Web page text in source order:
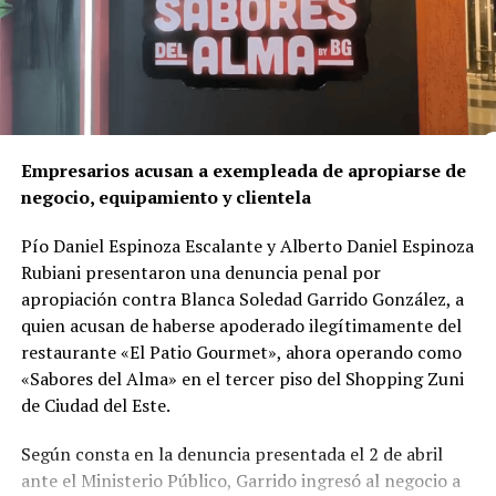
Un crimen ligado al corazón del negocio
A diferencia de lo que podría parecer un hecho aislado,
directamente vinculado al negocio mismo de la red
de franquicias.
Según el delegado
Luis Gustavo Timossi
del caso, Gomes habría reaccionado al temor de perder
el control de la red, sumado a divergencias por la
apertura de unaclínica odontológica competidora—
llamada Vitadent— que la propia víctima estaba
estructurando con una inversión cercana a R$ 800 mil.
Las pruebas
Durante cuatro años de trabajo investigativo, la Policía
Civil utilizó análisis de datos telemáticos, quiebres de
Empresarios acusan a exempleada de apropiarse de
negocio, equipamiento y clientela
Pío Daniel Espinoza Escalante y Alberto Daniel Espinoza
Rubiani presentaron una denuncia penal por
apropiación contra Blanca Soledad Garrido González, a
quien acusan de haberse apoderado ilegítimamente del
restaurante «El Patio Gourmet», ahora operando como
«Sabores del Alma» en el tercer piso del Shopping Zuni
de Ciudad del Este.
Según consta en la denuncia presentada el 2 de abril
ante el Ministerio Público, Garrido ingresó al negocio a